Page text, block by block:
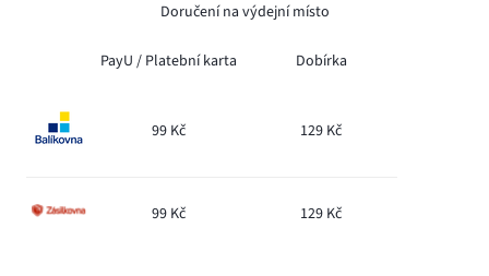
Doručení na výdejní místo
PayU / Platební karta Dobírka
99 Kč 129 Kč
99 Kč 129 Kč